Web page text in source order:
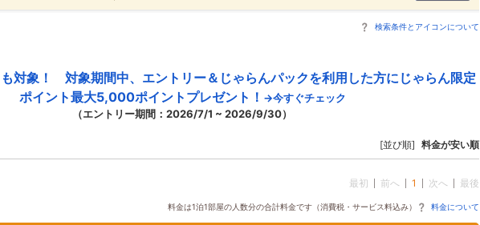
検索条件とアイコンについて
対象！ 対象期間中、エントリー＆じゃらんパックを利用した方にじゃらん限定
ポイント最大5,000ポイントプレゼント！ →今すぐチェック
（エントリー期間：2026/7/1 ~ 2026/9/30）
[並び順] 料金が安い順
最初 前へ 1 次へ 最後
料金は1泊1部屋の人数分の合計料金です（消費税・サービス料込み） 料金について